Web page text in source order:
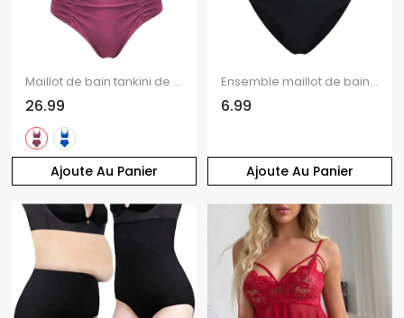
Ajoute Au Panier
Maillot de bain tankini de plage uni, culotte froncée et torsadée, maillot de bain de vacances
26.99
Ajoute Au Panier
Ensemble maillot de bain bikini de plage à imprimé cachemire, dos nu à franges et culotte échancrée
6.99